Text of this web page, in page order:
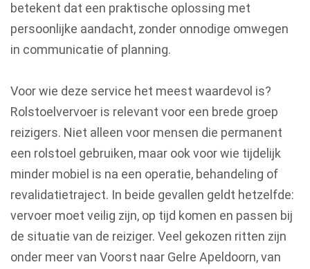
betekent dat een praktische oplossing met
persoonlijke aandacht, zonder onnodige omwegen
in communicatie of planning.
Voor wie deze service het meest waardevol is?
Rolstoelvervoer is relevant voor een brede groep
reizigers. Niet alleen voor mensen die permanent
een rolstoel gebruiken, maar ook voor wie tijdelijk
minder mobiel is na een operatie, behandeling of
revalidatietraject. In beide gevallen geldt hetzelfde:
vervoer moet veilig zijn, op tijd komen en passen bij
de situatie van de reiziger. Veel gekozen ritten zijn
onder meer van Voorst naar Gelre Apeldoorn, van